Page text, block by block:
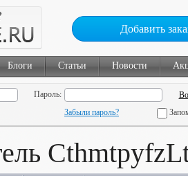
Добавить
Блоги Статьи Новости
Пароль:
Забыли пароль?